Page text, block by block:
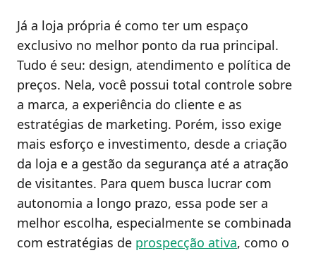
Já a loja própria é como ter um espaço
exclusivo no melhor ponto da rua principal.
Tudo é seu: design, atendimento e política de
preços. Nela, você possui total controle sobre
a marca, a experiência do cliente e as
estratégias de marketing. Porém, isso exige
mais esforço e investimento, desde a criação
da loja e a gestão da segurança até a atração
de visitantes. Para quem busca lucrar com
autonomia a longo prazo, essa pode ser a
melhor escolha, especialmente se combinada
com estratégias de prospecção ativa, como o